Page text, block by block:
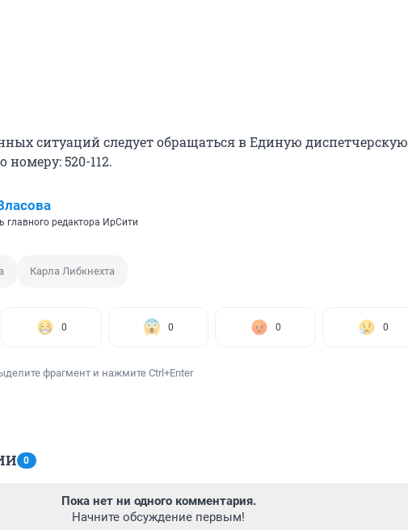
ситуаций следует обращаться в Единую диспетчерскую
номеру: 520-112.
главного редактора ИрСити
Карла Либкнехта
0 0 0 0
фрагмент и нажмите Ctrl+Enter
0
Пока нет ни одного комментария.
Начните обсуждение первым!